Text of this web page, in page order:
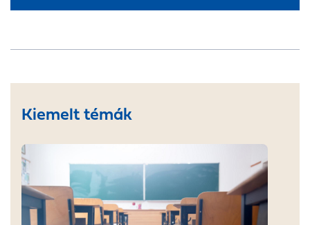
Kiemelt témák